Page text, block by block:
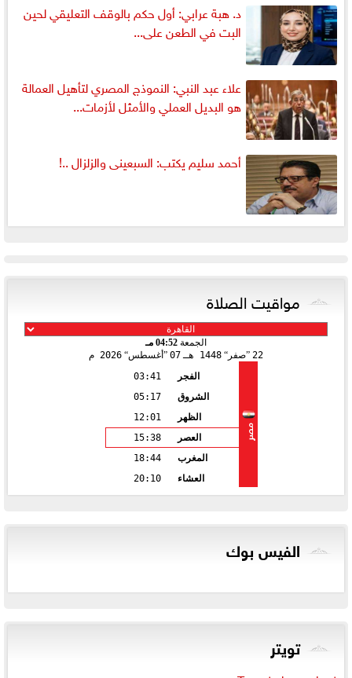
د. هبة عرابي: أول حكم بالوقف التعليقي لحين
البت في الطعن على...
علاء عبد النبي: النموذج المصري لتأهيل العمالة
هو البديل العملي والأمثل لأزمات...
أحمد سليم يكتب: السبعينى والزلزال ..!
مواقيت الصلاة
الجمعة 04:52 مـ
22 صفر 1448 هـ 07 أغسطس 2026 م
مصر
الفجر
03:41
الشروق
05:17
الظهر
12:01
العصر
15:38
المغرب
18:44
العشاء
20:10
الفيس بوك
تويتر